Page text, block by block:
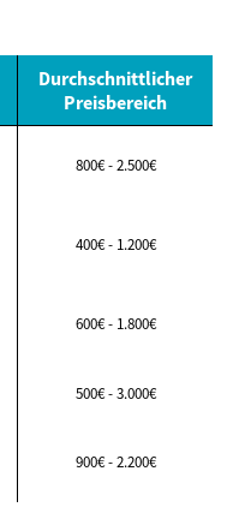
Durchschnittlicher
Preisbereich
800€ - 2.500€
400€ - 1.200€
600€ - 1.800€
500€ - 3.000€
900€ - 2.200€